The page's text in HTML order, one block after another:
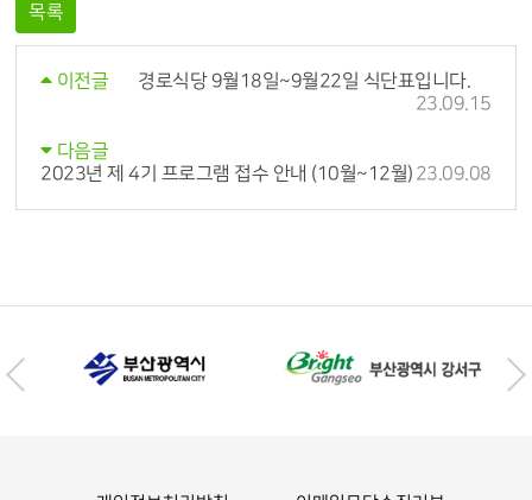
목록
이전글
경로식당 9월18일~9월22일 식단표입니다.
23.09.15
다음글
2023년 제 4기 프로그램 접수 안내 (10월~12월) 23.09.08